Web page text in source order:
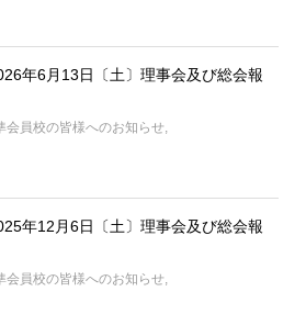
年6月13日〔土〕理事会及び総会報
会員校の皆様へのお知らせ
年12月6日〔土〕理事会及び総会報
会員校の皆様へのお知らせ,